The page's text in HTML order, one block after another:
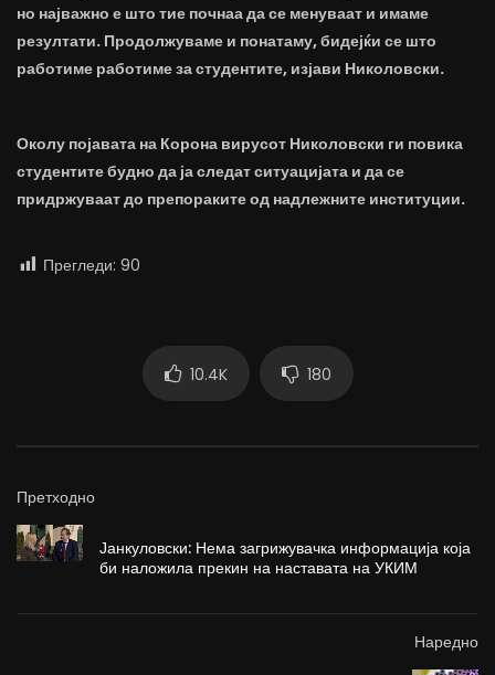
но најважно е што тие почнаа да се менуваат и имаме
резултати. Продолжуваме и понатаму, бидејќи се што
работиме работиме за студентите, изјави Николовски.
Околу појавата на Корона вирусот Николовски ги повика
студентите будно да ја следат ситуацијата и да се
придржуваат до препораките од надлежните институции.
Прегледи: 90
10.4K 180
Претходно
Јанкуловски: Нема загрижувачка информација која
би наложила прекин на наставата на УКИМ
Наредно